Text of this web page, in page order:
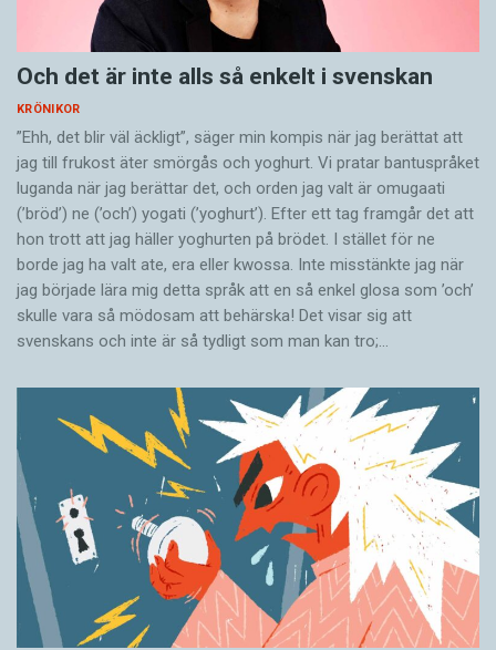
Och det är inte alls så enkelt i svenskan
KRÖNIKOR
”Ehh, det blir väl äckligt”, säger min kompis när jag berättat att
jag till frukost äter smörgås och yoghurt. Vi pratar bantuspråket
luganda när jag berättar det, och orden jag valt är omugaati
(’bröd’) ne (’och’) yogati (’yoghurt’). Efter ett tag framgår det att
hon trott att jag häller yoghurten på brödet. I stället för ne
borde jag ha valt ate, era eller kwossa. Inte misstänkte jag när
jag började lära mig detta språk att en så enkel glosa som ’och’
skulle vara så mödosam att behärska! Det visar sig att
svenskans och inte är så tydligt som man kan tro;…